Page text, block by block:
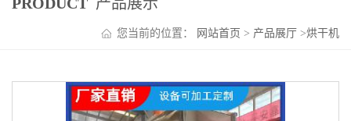
您当前的位置： 网站首页 > 产品展厅 >烘干机